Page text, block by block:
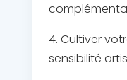
4. Cultiver
sensibilité